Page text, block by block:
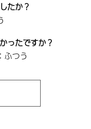
たか？
ったですか？
ふつう